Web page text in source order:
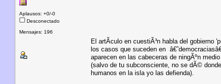
Aplausos: +0/-0
Desconectado
Mensajes: 196
El artÃ­culo en cuestiÃ³n habla del gobierno
los casos que suceden en
aparecen en las cabeceras de ningÃºn
(salvo de tu subconsciente, no se dÃ©
humanos en la isla yo las defienda).